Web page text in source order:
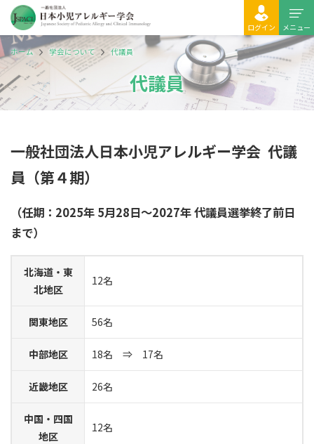
ログイン メニュー
ホーム 学会について 代議員
代議員
一般社団法人日本小児アレルギー学会 代議
員（第４期）
（任期：2025年 5月28日～2027年 代議員選挙終了前日
まで）
北海道・東
北地区
12名
関東地区 56名
中部地区 18名 ⇒ 17名
近畿地区 26名
中国・四国
地区
12名